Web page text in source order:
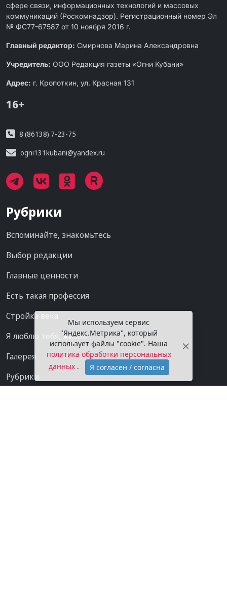
сфере связи, информационных технологий и массовых
коммуникаций (Роскомнадзор). Регистрационный номер Эл
№ ФС77-67587 от 10 ноября 2016 г.
Главный редактор: Смирнова Марина Александровна
Учредитель: ООО Редакция газеты «Огни Кубани»
Адрес: г. Кропоткин, ул. Красная 131
16+
8 (86138) 7-23-75
ogni131kubani@yandex.ru
Рубрики
Вспоминайте, знакомьтесь
Выбор редакции
Главные ценности
Есть такая профессия
Стройка века
Я люблю тебя, жизнь
Галерея
Рубрики
Мы используем сервис
"Яндекс.Метрика", который
использует файлы "cookie". Наша
политика обработки персональных
данных . Я согласен / согласна